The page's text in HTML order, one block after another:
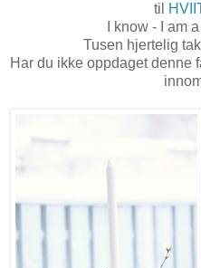
til
I know - I am
Tusen hjertelig
Har du ikke oppdaget denne